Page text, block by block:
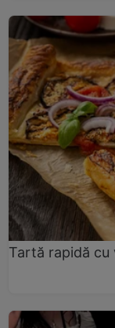
Tartă rapidă cu